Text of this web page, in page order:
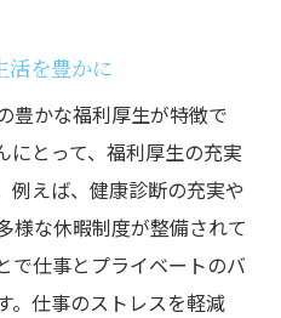
活を豊かに
豊かな福利厚生が特徴で
にとって、福利厚生の充実
例えば、健康診断の充実や
様な休暇制度が整備されて
で仕事とプライベートのバ
。仕事のストレスを軽減